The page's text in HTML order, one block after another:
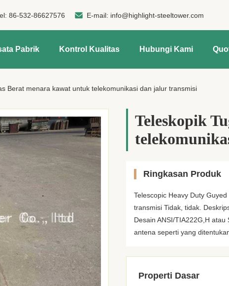
86-532-86627576 E-mail: info@highlight-steeltower.com
Pabrik Kontrol Kualitas Hubungi Kami
Berat menara kawat untuk telekomunikasi dan jalur transmisi
Teleskopik
Ringkasan Produk
Telescopic Heavy Duty
transmisi Tidak, tidak.
Desain ANSI/TIA222G,H
antena seperti yang
Properti Dasar